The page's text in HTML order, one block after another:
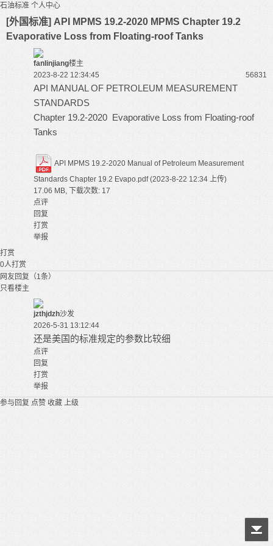
石油标准 个人中心
[外国标准] API MPMS 19.2-2020 MPMS Chapter 19.2
Evaporative Loss from Floating-roof Tanks
fanlinjiang楼主
2023-8-22 12:34:45
56831
API MANUAL OF PETROLEUM MEASUREMENT
STANDARDS
Chapter 19.2-2020 Evaporative Loss from Floating-roof
Tanks
API MPMS 19.2-2020 Manual of Petroleum Measurement
Standards Chapter 19.2 Evapo.pdf (2023-8-22 12:34 上传)
17.06 MB, 下载次数: 17
点评
回复
打赏
举报
打赏
0人打赏
网友回复（1条）
只看楼主
jzthjdzh沙发
2026-5-31 13:12:44
还是美国的标准规定的参数比较细
点评
回复
打赏
举报
参与回复 点赞 收藏 上级